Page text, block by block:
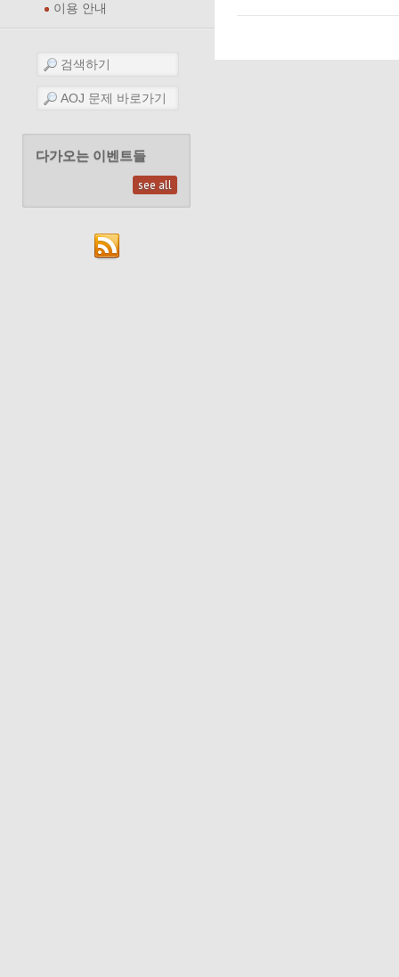
이용 안내
다가오는 이벤트들
see all